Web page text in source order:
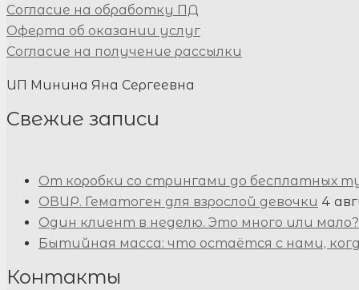
Согласие на обработку ПД
Оферта об оказании услуг
Согласие на получение рассылки
ИП Минина Яна Сергеевна
Свежие записи
От коробки со стрингами до бесплатных
ОВИР. Гематоген для взрослой девочки 4
Один клиент в неделю. Это много или мало?
Бытийная масса: что остаётся с нами,
Контакты